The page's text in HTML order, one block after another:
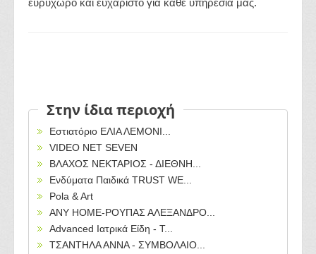
ευρύχωρο και ευχάριστο για κάθε υπηρεσία μας.
Στην ίδια περιοχή
Εστιατόριο ΕΛΙΑ ΛΕΜΟΝΙ...
VIDEO NET SEVEN
ΒΛΑΧΟΣ ΝΕΚΤΑΡΙΟΣ - ΔΙΕΘΝΗ...
Ενδύματα Παιδικά TRUST WE...
Pola & Art
ANY HOME-ΡΟΥΠΑΣ ΑΛΕΞΑΝΔΡΟ...
Advanced Ιατρικά Είδη - Τ...
ΤΣΑΝΤΗΛΑ ΑΝΝΑ - ΣΥΜΒΟΛΑΙΟ...